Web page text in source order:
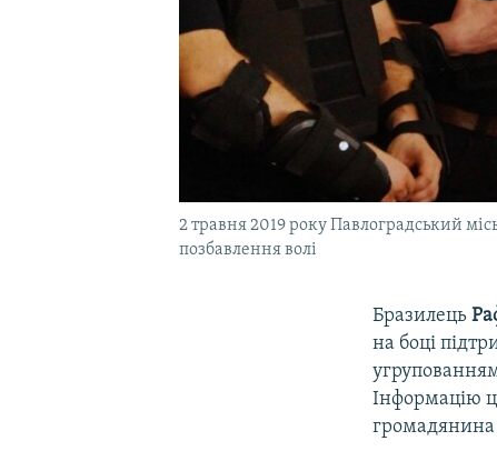
2 травня 2019 року Павлоградський
позбавлення волі
Бразилець
на боці
Інформацію
громадянина